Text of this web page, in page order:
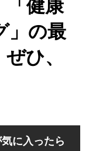
「健康
」の最
ひ、
に入ったら